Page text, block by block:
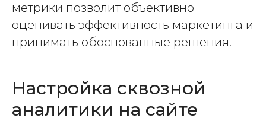
метрики позволит объективно
оценивать эффективность маркетинга и
принимать обоснованные решения.
Настройка сквозной
аналитики на сайте